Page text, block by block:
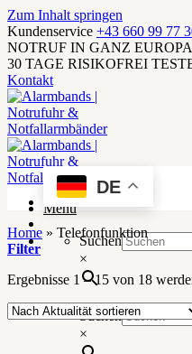
Zum Inhalt springen
Kundenservice +43 660 99 77
NOTRUF IN GANZ EUROPA
30 TAGE RISIKOFREI
Kontakt
Menü
Suchen
×
Suchen
×
DE
Home » Telefonfunktion
Filter
Ergebnisse 1 – 15 von 18